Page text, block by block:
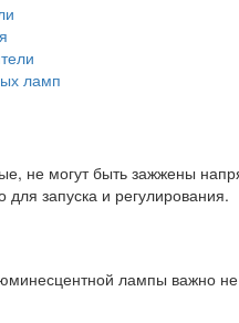
ламп
не могут быть зажжены
запуска и регулирования.
лампы важно не